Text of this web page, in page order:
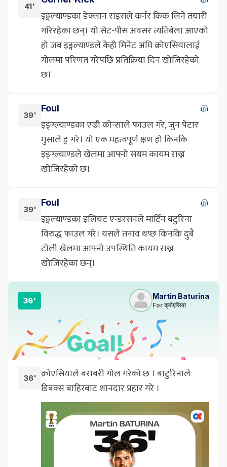
41'
इङ्गल्याण्डका डेक्लान राइसले कर्नर किक लिने तयारी
गरिरहेका छन्। यो सेट-पीस अवसर त्यतिबेला आएको
हो जब इङ्गल्याण्डले केही मिनेट अघि क्रोएसियालाई
गोलमा परिणत गरेपछि प्रतिक्रिया दिन खोजिरहेको
छ।
39'
Foul
इङ्ग्ल्याण्डका एज्री कोन्साले फाउल गरे, जुन पेटार
मुसाले ड्र गरे। यो एक महत्वपूर्ण क्षण हो किनकि
इङ्ग्ल्याण्डले खेलमा आफ्नो संयम कायम राख्न
खोजिरहेको छ।
39'
Foul
इङ्गल्याण्डका इलियट एन्डरसनले मार्टिन बटुरिना
विरुद्ध फाउल गरे। यसले तनाव थप्छ किनकि दुबै
टोली खेलमा आफ्नो उपस्थिति कायम राख्न
खोजिरहेका छन्।
36' Martin Baturina
For क्रोएसिया
36' क्रोएसियाले बराबरी गोल गरेको छ । बाटुरिनाले
डिबक्स बाहिरबाट शानदार प्रहार गरे ।